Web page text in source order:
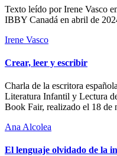
Texto leído por Irene Vasco
IBBY Canadá en abril de
Irene Vasco
Crear, leer y escribir
Charla de la escritora
Literatura Infantil y Lectura
Book Fair, realizado el 18 de
Ana Alcolea
El lenguaje olvidado de la